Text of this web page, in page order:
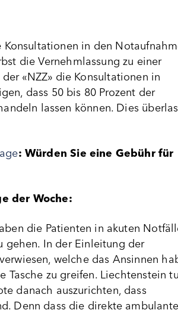
in den
die Vernehmlassung zu einer
«NZZ» die Konsultationen in
dass 50 bis 80 Prozent der
lassen können. Dies
: Würden Sie eine Gebühr für
der Woche:
die Patienten in akuten
gehen. In der Einleitung der
welche das Ansinnen
Tasche zu greifen. Liechtenstein
danach auszurichten, dass
Denn dass die direkte ambulante